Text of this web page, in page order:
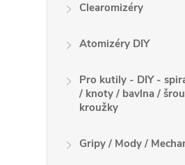
Clearomizéry
Atomizéry DIY
Pro kutily - DIY -
/ knoty / bavlna /
kroužky
Gripy / Mody /